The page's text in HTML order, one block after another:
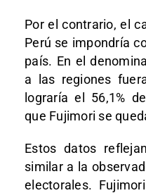
Por el contrario, el
Perú se impondría
país. En el
a las regiones
lograría el 56,1%
que Fujimori se
Estos datos
similar a la
electorales.